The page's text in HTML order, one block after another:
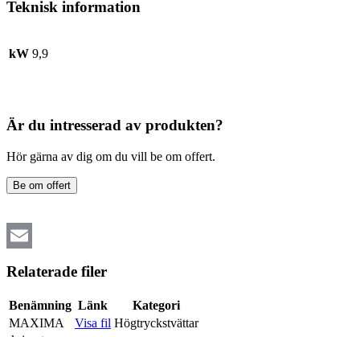
Teknisk information
kW 9,9
Är du intresserad av produkten?
Hör gärna av dig om du vill be om offert.
Be om offert
Relaterade filer
Benämning Länk
Kategori
MAXIMA
Visa fil Högtryckstvättar